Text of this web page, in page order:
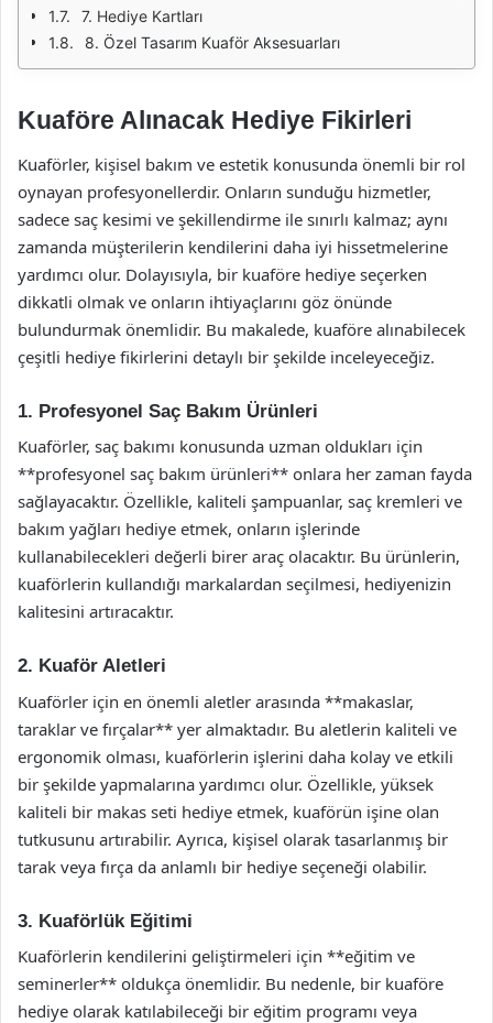
7. Hediye Kartları
8. Özel Tasarım Kuaför Aksesuarları
Kuaföre Alınacak Hediye Fikirleri
Kuaförler, kişisel bakım ve estetik konusunda önemli bir rol
oynayan profesyonellerdir. Onların sunduğu hizmetler,
sadece saç kesimi ve şekillendirme ile sınırlı kalmaz; aynı
zamanda müşterilerin kendilerini daha iyi hissetmelerine
yardımcı olur. Dolayısıyla, bir kuaföre hediye seçerken
dikkatli olmak ve onların ihtiyaçlarını göz önünde
bulundurmak önemlidir. Bu makalede, kuaföre alınabilecek
çeşitli hediye fikirlerini detaylı bir şekilde inceleyeceğiz.
1. Profesyonel Saç Bakım Ürünleri
Kuaförler, saç bakımı konusunda uzman oldukları için
**profesyonel saç bakım ürünleri** onlara her zaman fayda
sağlayacaktır. Özellikle, kaliteli şampuanlar, saç kremleri ve
bakım yağları hediye etmek, onların işlerinde
kullanabilecekleri değerli birer araç olacaktır. Bu ürünlerin,
kuaförlerin kullandığı markalardan seçilmesi, hediyenizin
kalitesini artıracaktır.
2. Kuaför Aletleri
Kuaförler için en önemli aletler arasında **makaslar,
taraklar ve fırçalar** yer almaktadır. Bu aletlerin kaliteli ve
ergonomik olması, kuaförlerin işlerini daha kolay ve etkili
bir şekilde yapmalarına yardımcı olur. Özellikle, yüksek
kaliteli bir makas seti hediye etmek, kuaförün işine olan
tutkusunu artırabilir. Ayrıca, kişisel olarak tasarlanmış bir
tarak veya fırça da anlamlı bir hediye seçeneği olabilir.
3. Kuaförlük Eğitimi
Kuaförlerin kendilerini geliştirmeleri için **eğitim ve
seminerler** oldukça önemlidir. Bu nedenle, bir kuaföre
hediye olarak katılabileceği bir eğitim programı veya